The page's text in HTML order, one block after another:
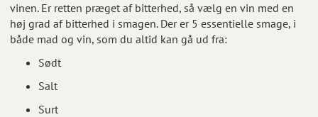
vinen. Er retten præget af bitterhed, så vælg en vin med en
høj grad af bitterhed i smagen. Der er 5 essentielle smage, i
både mad og vin, som du altid kan gå ud fra:
Sødt
Salt
Surt